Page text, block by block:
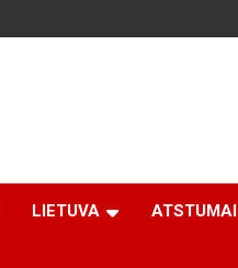
LIETUVA ATSTUMAI